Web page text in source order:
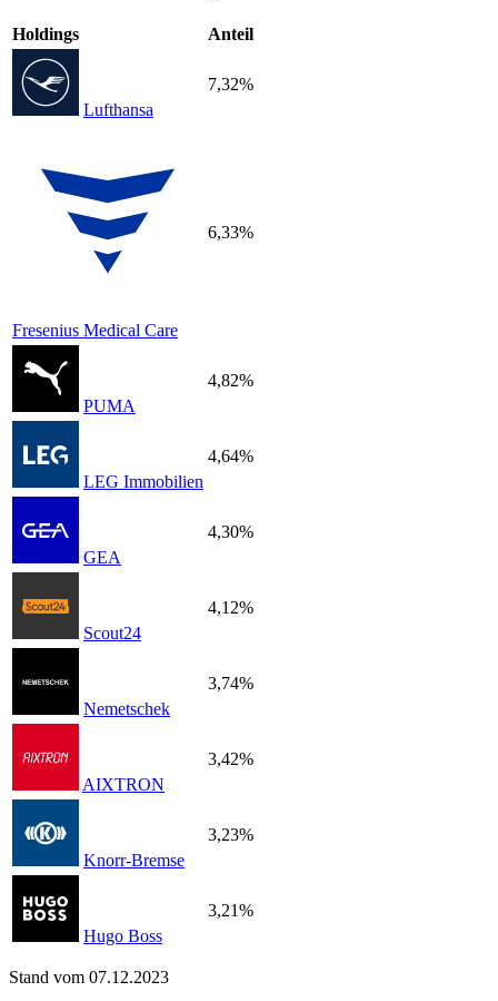
Holdings Anteil
Lufthansa
7,32%
Fresenius Medical Care
6,33%
PUMA
4,82%
LEG Immobilien
4,64%
GEA
4,30%
Scout24
4,12%
Nemetschek
3,74%
AIXTRON
3,42%
Knorr-Bremse
3,23%
Hugo Boss
3,21%
Stand vom 07.12.2023